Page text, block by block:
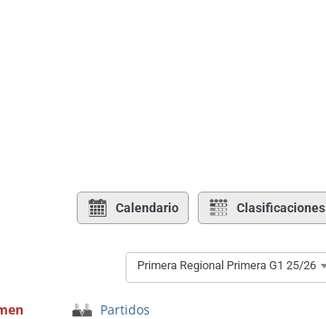
Calendario Clasificaciones
Primera Regional Primera G1 25/26
Partidos